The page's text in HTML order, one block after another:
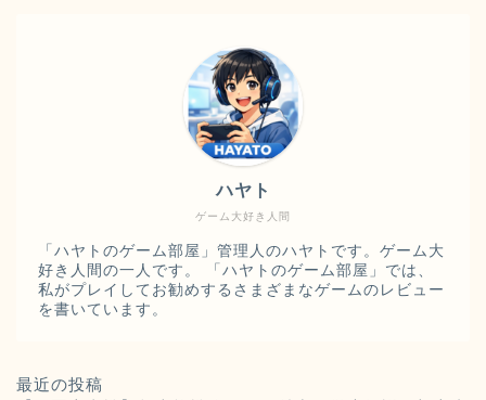
ゲーム大好き人間
ハヤト
「ハヤトのゲーム部屋」管理人のハヤトです。ゲーム大
好き人間の一人です。 「ハヤトのゲーム部屋」では、
私がプレイしてお勧めするさまざまなゲームのレビュー
を書いています。
最近の投稿